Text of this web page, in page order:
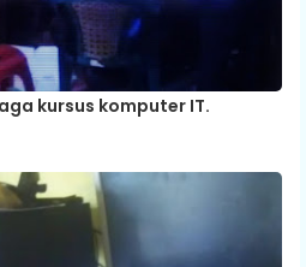
kursus komputer IT.